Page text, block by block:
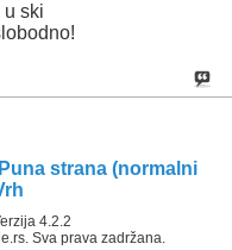
u ski
Puna strana (normalni
4.2.2
Sva prava zadržana.